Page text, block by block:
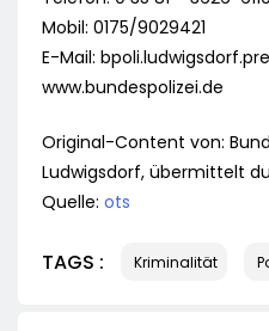
Mobil: 0175/9029421
E-Mail:
www.bundespolizei.de
Original-Content von:
Ludwigsdorf, übermittelt
Quelle: ots
TAGS : Kriminalität